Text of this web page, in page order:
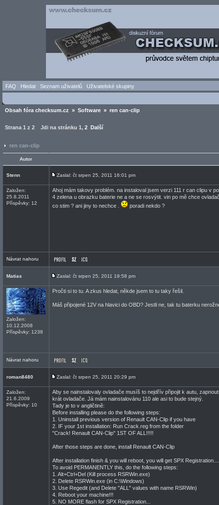
FAQ Hledat Seznam uživatelů Uživatelské skupiny
Obsah fóra checksum.cz » Software » ren can-clip
Strana 1 z 2 Jdi na stránku 1, 2 Další
ren can-clip
Autor
Stenn Zaslal: čt srpen 25, 2011 16:01 pm
Založen:
25.8.2011
Příspěvky: 12
Ahoj mám takovy problém. na instaloval jsem verzi 111 r can clipu v
4 zelena u obrazku baterie ne a ne se rosvýtit. vin po mě chce
co stim ? ani jiny to nechce .
poradi nekdo ?
Návrat nahoru
Matias Zaslal: čt srpen 25, 2011 19:58 pm
Založen:
10.12.2008
Příspěvky: 1238
Pročti si to tu. A zkus hledat, někde jsem to tu taky řešil.
Máš připojené 12V na hlavici do OBD? Jestli ne, tak tu baterku
Návrat nahoru
roman8480 Zaslal: čt srpen 25, 2011 20:29 pm
Založen:
21.6.2009
Příspěvky: 10
Aby se nainstalovaly ovladače musíš to nejdřív připojit k autu,
krát ovladače. Já mám nainstalovánu 110 ale asi to bude stejný.
Tady je to v angličtině:
Before installing please do the following steps:
1. Uninstall previous version of Renault CAN-Clip if you have
2. IF your 1st installation: Run Crack.reg from the folder
"Crack! Renault CAN-Clip" 1ST OF ALL!!!!!
After those steps are done, install Renault CAN-Clip
After installation finish & you will reboot, you will get SPX Registration....
To avoid PERMANENTLY this, do the following steps:
1. Alt+Ctrl+Del (Kill process RSRWin.exe)
2. Delete RSRWin.exe (in C:\Windows)
3. Use Regedit (and Delete "ALL" values with name RSRWin)
4. Reboot your machine!!!
5. NO MORE flash for SPX Registration...